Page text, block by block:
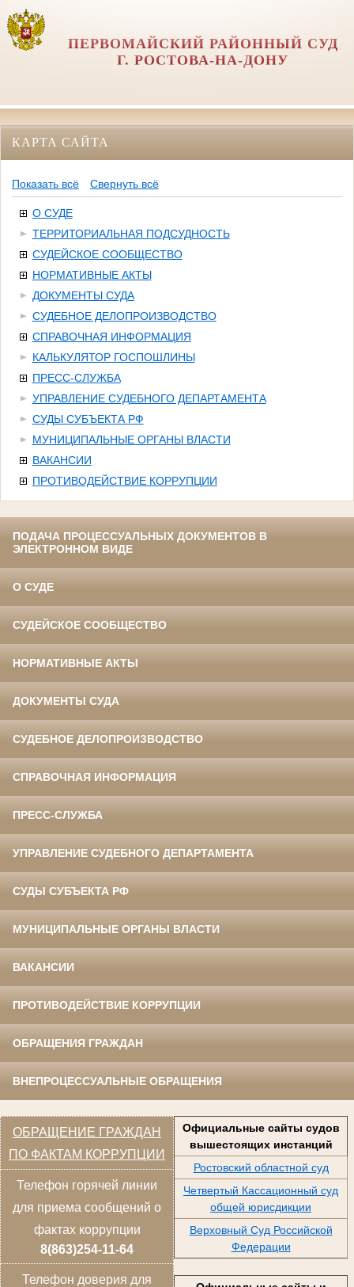
ПЕРВОМАЙСКИЙ РАЙОННЫЙ СУД
Г. РОСТОВА-НА-ДОНУ
КАРТА САЙТА
Показать всё Свернуть всё
О СУДЕ
ТЕРРИТОРИАЛЬНАЯ ПОДСУДНОСТЬ
СУДЕЙСКОЕ СООБЩЕСТВО
НОРМАТИВНЫЕ АКТЫ
ДОКУМЕНТЫ СУДА
СУДЕБНОЕ ДЕЛОПРОИЗВОДСТВО
СПРАВОЧНАЯ ИНФОРМАЦИЯ
КАЛЬКУЛЯТОР ГОСПОШЛИНЫ
ПРЕСС-СЛУЖБА
УПРАВЛЕНИЕ СУДЕБНОГО ДЕПАРТАМЕНТА
СУДЫ СУБЪЕКТА РФ
МУНИЦИПАЛЬНЫЕ ОРГАНЫ ВЛАСТИ
ВАКАНСИИ
ПРОТИВОДЕЙСТВИЕ КОРРУПЦИИ
ПОДАЧА ПРОЦЕССУАЛЬНЫХ ДОКУМЕНТОВ В
ЭЛЕКТРОННОМ ВИДЕ
О СУДЕ
СУДЕЙСКОЕ СООБЩЕСТВО
НОРМАТИВНЫЕ АКТЫ
ДОКУМЕНТЫ СУДА
СУДЕБНОЕ ДЕЛОПРОИЗВОДСТВО
СПРАВОЧНАЯ ИНФОРМАЦИЯ
ПРЕСС-СЛУЖБА
УПРАВЛЕНИЕ СУДЕБНОГО ДЕПАРТАМЕНТА
СУДЫ СУБЪЕКТА РФ
МУНИЦИПАЛЬНЫЕ ОРГАНЫ ВЛАСТИ
ВАКАНСИИ
ПРОТИВОДЕЙСТВИЕ КОРРУПЦИИ
ОБРАЩЕНИЯ ГРАЖДАН
ВНЕПРОЦЕССУАЛЬНЫЕ ОБРАЩЕНИЯ
ОБРАЩЕНИЕ ГРАЖДАН
ПО ФАКТАМ КОРРУПЦИИ
Телефон горячей линии
для приема сообщений о
фактах коррупции
8(863)254-11-64
Телефон доверия для
Официальные сайты судов
вышестоящих инстанций
Ростовский областной суд
Четвертый Кассационный суд
общей юрисдикции
Верховный Суд Российской
Федерации